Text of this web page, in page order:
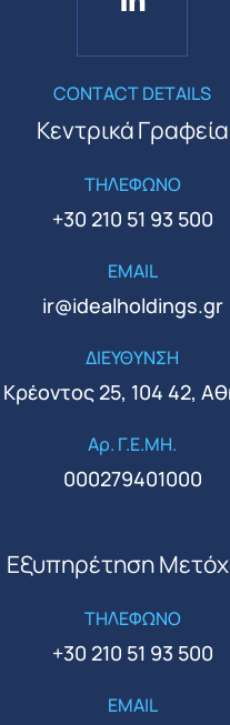
CONTACT DETAILS
Κεντρικά Γραφεία
ΤΗΛΕΦΩΝΟ
+30 210 51 93 500
EMAIL
ir@idealholdings.gr
ΔΙΕΥΘΥΝΣΗ
Κρέοντος 25, 104 42,
Αρ. Γ.Ε.ΜΗ.
000279401000
Εξυπηρέτηση
ΤΗΛΕΦΩΝΟ
+30 210 51 93 500
EMAIL